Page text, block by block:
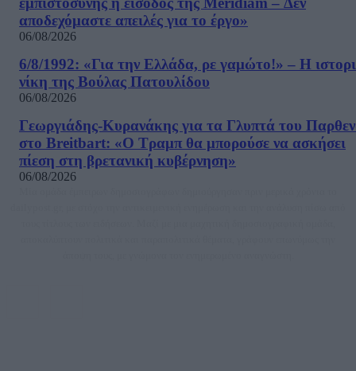
αποδεχόμαστε απειλές για το έργο»
06/08/2026
6/8/1992: «Για την Ελλάδα, ρε γαμώτο!» – Η
νίκη της Βούλας Πατουλίδου
06/08/2026
Γεωργιάδης-Κυρανάκης για τα Γλυπτά του
στο Breitbart: «Ο Τραμπ θα μπορούσε να ασκήσει
πίεση στη βρετανική κυβέρνηση»
06/08/2026